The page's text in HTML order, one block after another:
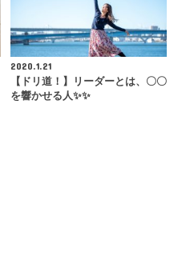
2020.1.21
【ドリ道！】リーダーとは、〇〇
を響かせる人✨✨